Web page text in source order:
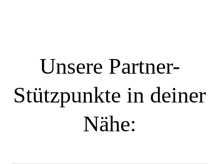
Unsere Partner-
Stützpunkte in deiner
Nähe: